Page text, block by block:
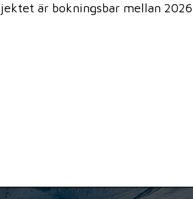
är bokningsbar mellan